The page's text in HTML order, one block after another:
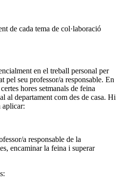
de cada tema de col·laboració
en el treball personal per
pel seu professor/a responsable. En
hores setmanals de feina
al departament com des de casa. Hi
aplicar:
a responsable de la
encaminar la feina i superar